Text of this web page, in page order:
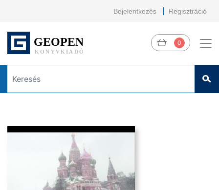
Bejelentkezés Regisztráció
0